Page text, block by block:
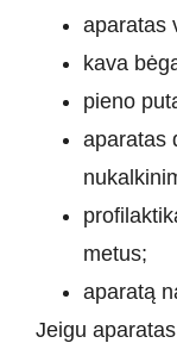
aparatas
kava
pieno
aparatas
metus;
aparatą
Jeigu